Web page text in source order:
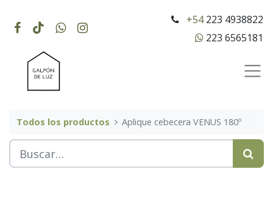
+54223 4938822
223 6565181
Todos los productos Aplique cebecera VENUS 180º